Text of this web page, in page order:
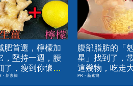
肥首選，檸檬加
，堅持一週，腰
了，瘦到你懷疑
生
・新素簡
腹部脂肪的「
星」找到了，
這幾物，吃走
囊，瘦出小蠻
PR・新素簡